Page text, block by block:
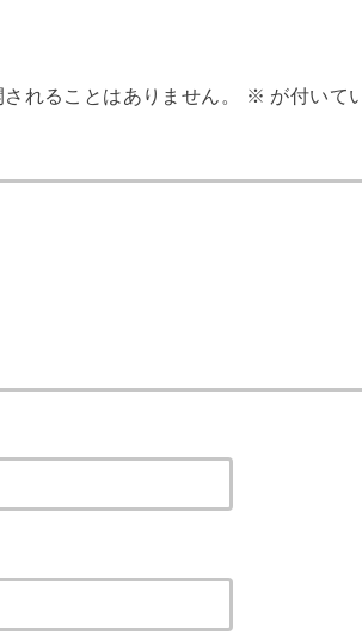
れることはありません。 ※ が付いて